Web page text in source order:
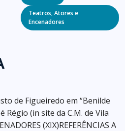
Teatros, Atores e
Encenadores
de Figueiredo em “Benilde
Régio (in site da C.M. de Vila
(XIX)REFERÊNCIAS A